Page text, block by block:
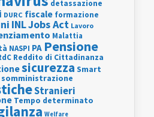
detassazione
DURC fiscale formazione
INLJobs Act Lavoro
Malattia
NASPI PA Pensione
Reddito di Cittadinanza
sicurezza Smart
somministrazione
Stranieri
Tempo determinato
Welfare